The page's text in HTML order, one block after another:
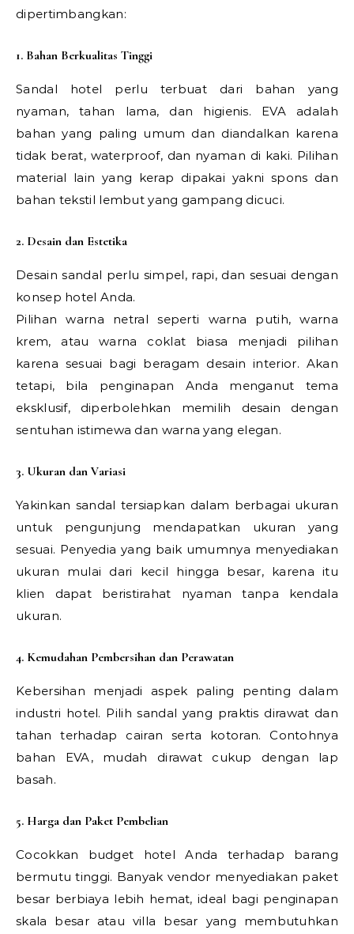
dipertimbangkan:
1. Bahan Berkualitas Tinggi
Sandal hotel perlu terbuat dari bahan yang
nyaman, tahan lama, dan higienis. EVA adalah
bahan yang paling umum dan diandalkan karena
tidak berat, waterproof, dan nyaman di kaki. Pilihan
material lain yang kerap dipakai yakni spons dan
bahan tekstil lembut yang gampang dicuci.
2. Desain dan Estetika
Desain sandal perlu simpel, rapi, dan sesuai dengan
konsep hotel Anda.
Pilihan warna netral seperti warna putih, warna
krem, atau warna coklat biasa menjadi pilihan
karena sesuai bagi beragam desain interior. Akan
tetapi, bila penginapan Anda menganut tema
eksklusif, diperbolehkan memilih desain dengan
sentuhan istimewa dan warna yang elegan.
3. Ukuran dan Variasi
Yakinkan sandal tersiapkan dalam berbagai ukuran
untuk pengunjung mendapatkan ukuran yang
sesuai. Penyedia yang baik umumnya menyediakan
ukuran mulai dari kecil hingga besar, karena itu
klien dapat beristirahat nyaman tanpa kendala
ukuran.
4. Kemudahan Pembersihan dan Perawatan
Kebersihan menjadi aspek paling penting dalam
industri hotel. Pilih sandal yang praktis dirawat dan
tahan terhadap cairan serta kotoran. Contohnya
bahan EVA, mudah dirawat cukup dengan lap
basah.
5. Harga dan Paket Pembelian
Cocokkan budget hotel Anda terhadap barang
bermutu tinggi. Banyak vendor menyediakan paket
besar berbiaya lebih hemat, ideal bagi penginapan
skala besar atau villa besar yang membutuhkan